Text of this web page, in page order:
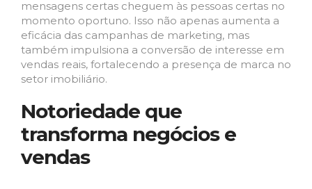
mensagens certas cheguem às pessoas certas no
momento oportuno. Isso não apenas aumenta a
eficácia das campanhas de marketing, mas
também impulsiona a conversão de interesse em
vendas reais, fortalecendo a presença de marca no
setor imobiliário.
Notoriedade que
transforma negócios e
vendas